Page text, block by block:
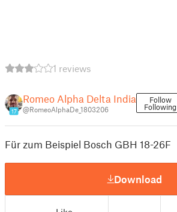
1 reviews
17
Romeo Alpha Delta India
@RomeoAlphaDe_1803206
Follow
Following
Für zum Beispiel Bosch GBH 18-26F
Download